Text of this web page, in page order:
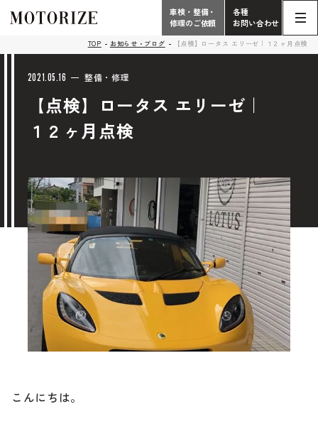
こだわり
中古車販売・在庫車情報
車検・整備・修理のご依頼
中古車探しのご依頼/その他
お問い合わせフォーム
ブランド紹介
ブログ
Phone
電話受付時間 10:00 - 18:30（月曜定休）
タップで電話がかかります
お問い合わせ総合
058-247-8001
タップで電話がかかります
Contact Form
24時間受付対応の
Contact
車検・整備・
修理のご依頼
各種
お問い合わせ
TOP お知らせ・ブログ 【点検】ロータス エリーゼ｜１２ヶ月点検
2021.05.16 整備・修理
【点検】ロータス エリーゼ｜
１２ヶ月点検
こんにちは。